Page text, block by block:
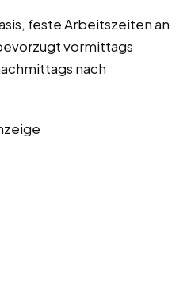
feste Arbeitszeiten an
vormittags
nach